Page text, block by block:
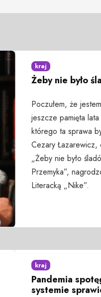
kraj
Żeby nie było
Poczułem, że
jeszcze pamięta
którego ta sprawa
Cezary Łazarewicz,
„Żeby nie było
Przemyka”,
Literacką „Nike”.
kraj
Pandemia
systemie